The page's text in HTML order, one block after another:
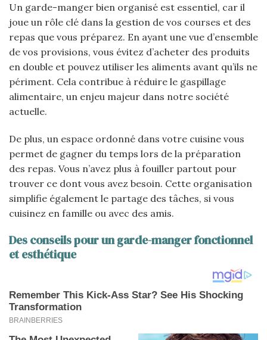
Un garde-manger bien organisé est essentiel, car il
joue un rôle clé dans la gestion de vos courses et des
repas que vous préparez. En ayant une vue d’ensemble
de vos provisions, vous évitez d’acheter des produits
en double et pouvez utiliser les aliments avant qu’ils ne
périment. Cela contribue à réduire le gaspillage
alimentaire, un enjeu majeur dans notre société
actuelle.
De plus, un espace ordonné dans votre cuisine vous
permet de gagner du temps lors de la préparation
des repas. Vous n’avez plus à fouiller partout pour
trouver ce dont vous avez besoin. Cette organisation
simplifie également le partage des tâches, si vous
cuisinez en famille ou avec des amis.
Des conseils pour un garde-manger fonctionnel
et esthétique